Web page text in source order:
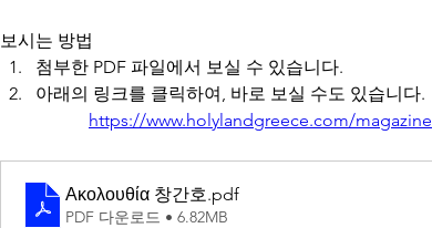
보시는 방법
첨부한 PDF 파일에서 보실 수 있습니다.
아래의 링크를 클릭하여, 바로 보실 수도 있습니다.
		https://www.holylandgreece.com/magazine
Ακολουθία 창간호.pdf
PDF 다운로드 • 6.82MB